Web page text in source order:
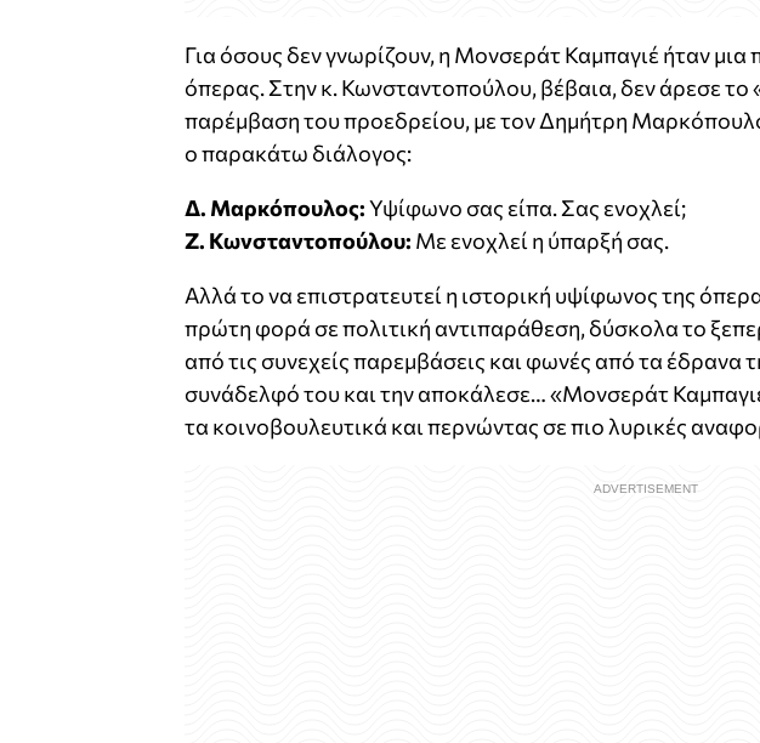
Για όσους δεν γνωρίζουν, η Μονσεράτ Καμπαγιέ ήταν
όπερας. Στην κ. Κωνσταντοπούλου, βέβαια, δεν άρεσε το
παρέμβαση του προεδρείου, με τον Δημήτρη
ο παρακάτω διάλογος:
Δ. Μαρκόπουλος:Υψίφωνο σας είπα. Σας ενοχλεί;
Ζ. Κωνσταντοπούλου: Με ενοχλεί η ύπαρξή σας.
Αλλά το να επιστρατευτεί η ιστορική υψίφωνος της
πρώτη φορά σε πολιτική αντιπαράθεση, δύσκολα το
από τις συνεχείς παρεμβάσεις και φωνές από τα έδρανα
συνάδελφό του και την αποκάλεσε… «Μονσεράτ
τα κοινοβουλευτικά και περνώντας σε πιο λυρικές